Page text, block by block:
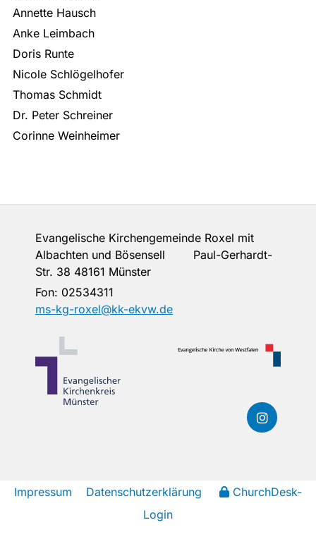
Annette Hausch
Anke Leimbach
Doris Runte
Nicole Schlögelhofer
Thomas Schmidt
Dr. Peter Schreiner
Corinne Weinheimer
Evangelische Kirchengemeinde Roxel mit
Albachten und Bösensell Paul-Gerhardt-
Str. 38 48161 Münster
Fon: 02534311
ms-kg-roxel@kk-ekvw.de
Impressum Datenschutzerklärung
ChurchDesk-
Login